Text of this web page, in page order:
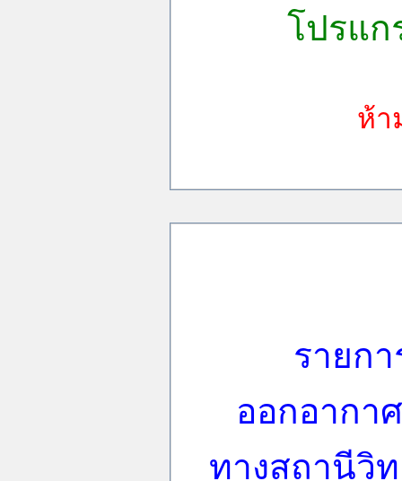
โปรแก
ห้า
รายก
ออกอากา
ทางสถานีวิ